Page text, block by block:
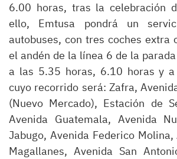
6.00 horas, tras la celebración
ello, Emtusa pondrá un
autobuses, con tres coches extra
el andén de la línea 6 de la
a las 5.35 horas, 6.10 horas y
cuyo recorrido será: Zafra,
(Nuevo Mercado), Estación de
Avenida Guatemala, Avenida
Jabugo, Avenida Federico
Magallanes, Avenida San